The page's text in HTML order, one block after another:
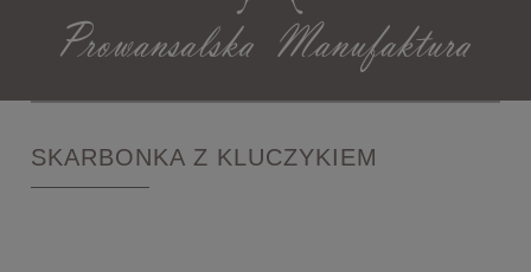
SKARBONKA Z KLUCZYKIEM